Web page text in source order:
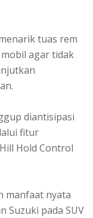
tuas rem
agar tidak
diantisipasi
fitur
Hold Control
manfaat nyata
Suzuki pada SUV